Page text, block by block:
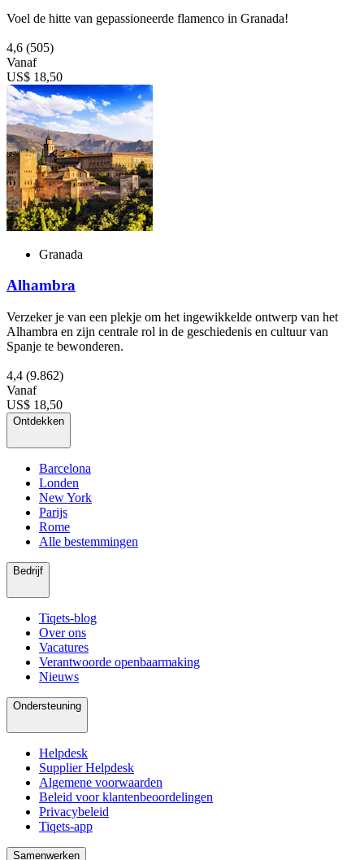
Voel de hitte van gepassioneerde flamenco in Granada!
4,6 (505)
Vanaf
US$ 18,50
Granada
Alhambra
Verzeker je van een plekje om het ingewikkelde ontwerp van het
Alhambra en zijn centrale rol in de geschiedenis en cultuur van
Spanje te bewonderen.
4,4 (9.862)
Vanaf
US$ 18,50
Ontdekken
Barcelona
Londen
New York
Parijs
Rome
Alle bestemmingen
Bedrijf
Tiqets-blog
Over ons
Vacatures
Verantwoorde openbaarmaking
Nieuws
Ondersteuning
Helpdesk
Supplier Helpdesk
Algemene voorwaarden
Beleid voor klantenbeoordelingen
Privacybeleid
Tiqets-app
Samenwerken